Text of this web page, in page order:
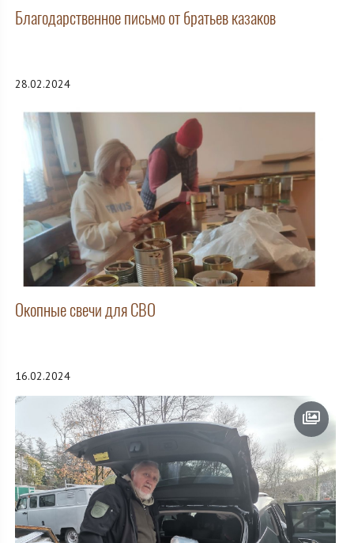
Благодарственное письмо от братьев казаков
28.02.2024
Окопные свечи для СВО
16.02.2024